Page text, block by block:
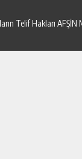
Telif Hakları